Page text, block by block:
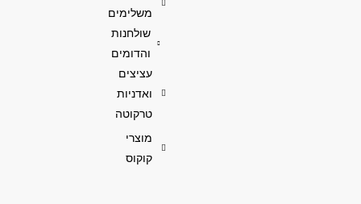
משלימים
שולחנות
והדומים
עציצים
ואדניות
טרקוטה
מוצרי
קוקוס